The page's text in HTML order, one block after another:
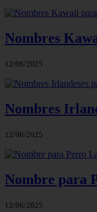
Nombres
12/06/2025
Nombres
12/06/2025
Nombre para
12/06/2025